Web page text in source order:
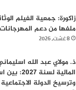
زاكورة: جمعية الفيلم
ملفها من دعم
8 غشت، 2026
ذ. مولاي عبد الله
المالية
وترسيخ الدولة